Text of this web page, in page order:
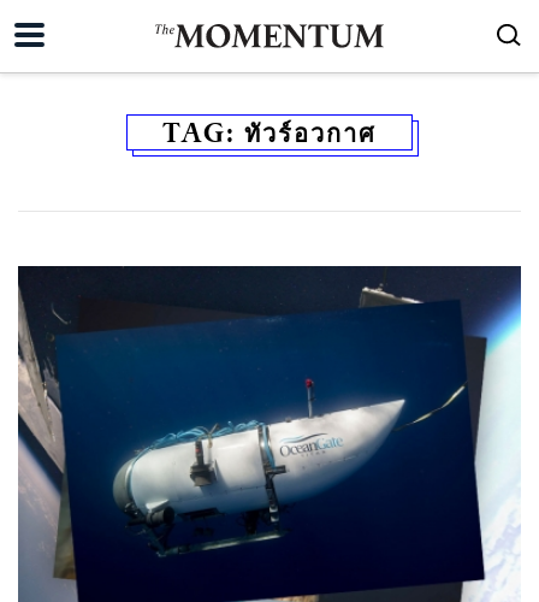
TAG: ทัวร์อวกาศ